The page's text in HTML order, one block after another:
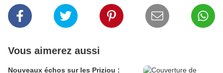
Vous aimerez aussi
Nouveaux échos sur les Priziou :